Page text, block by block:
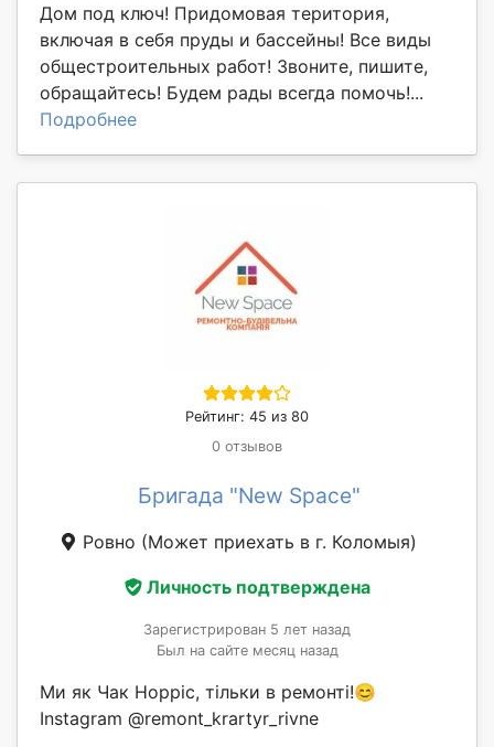
Дом под ключ! Придомовая територия,
включая в себя пруды и бассейны! Все виды
общестроительных работ! Звоните, пишите,
обращайтесь! Будем рады всегда помочь!...
Подробнее
Рейтинг: 45 из 80
0 отзывов
Бригада "New Space"
Ровно (Может приехать в г. Коломыя)
Личность подтверждена
Зарегистрирован 5 лет назад
Был на сайте месяц назад
Ми як Чак Норріс, тільки в ремонті!😊
Instagram @remont_krartyr_rivne